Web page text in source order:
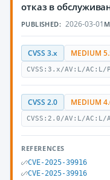
отказ в
PUBLISHED: 2026-03-01
CVSS 3.x MEDIUM
CVSS:3.x/AV:L/
CVSS 2.0 MEDIUM
CVSS:2.0/AV:L/
REFERENCES
CVE-2025-39916
CVE-2025-39916